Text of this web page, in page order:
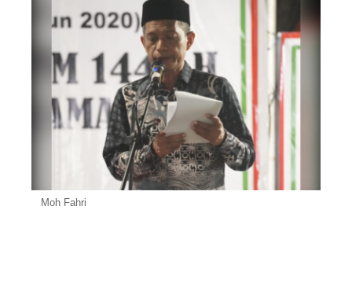
Moh Fahri